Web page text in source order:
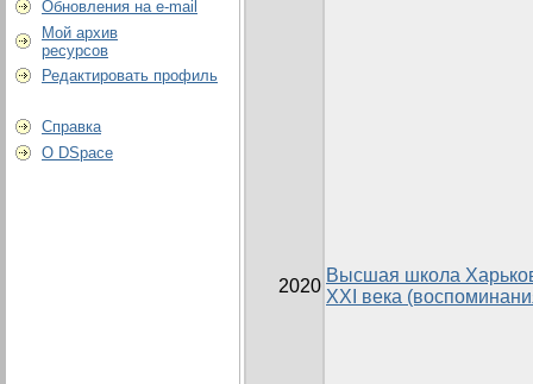
Обновления на e-mail
Мой архив
ресурсов
Редактировать профиль
Справка
О DSpace
2020
Высшая школа
ХХІ века